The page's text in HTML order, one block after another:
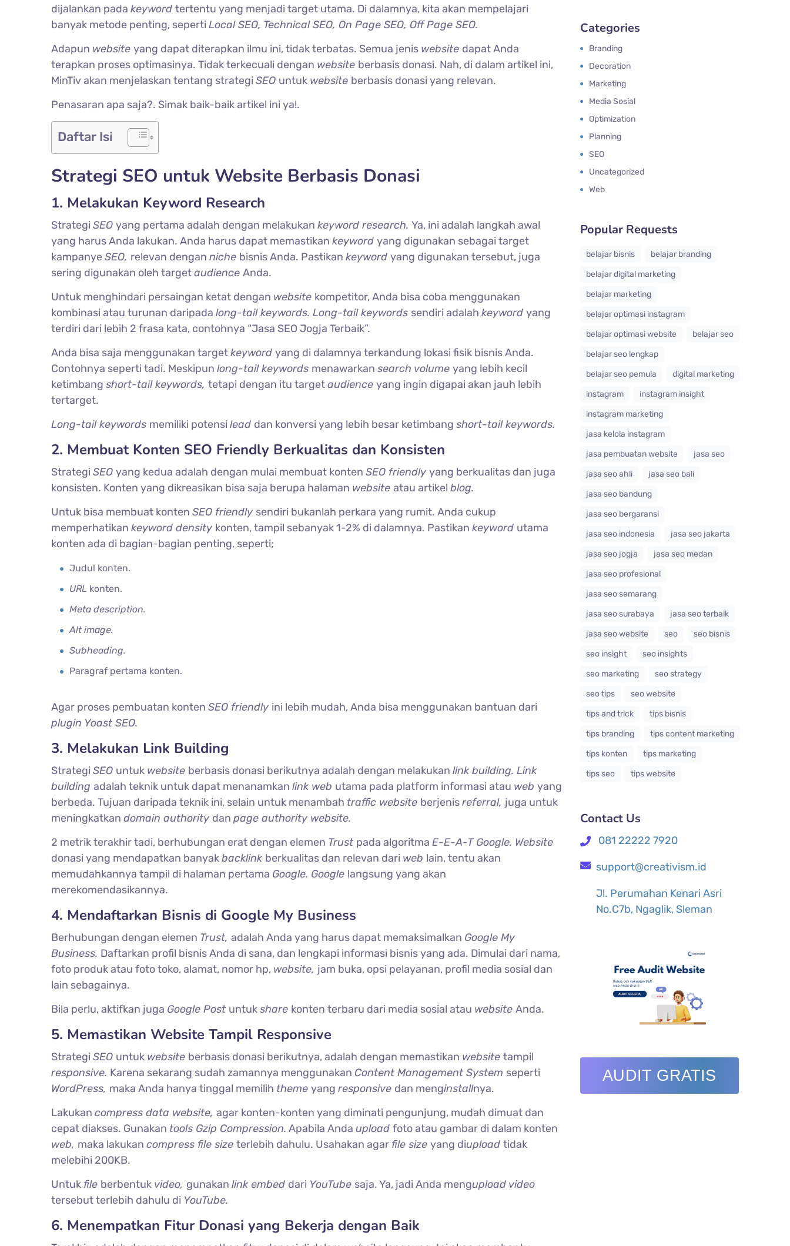
dijalankan pada keyword tertentu yang menjadi target utama. Di dalamnya, kita akan mempelajari
banyak metode penting, seperti Local SEO, Technical SEO, On Page SEO, Off Page SEO.
Adapun website yang dapat diterapkan ilmu ini, tidak terbatas. Semua jenis website dapat Anda
terapkan proses optimasinya. Tidak terkecuali dengan website berbasis donasi. Nah, di dalam artikel ini,
MinTiv akan menjelaskan tentang strategi SEO untuk website berbasis donasi yang relevan.
Penasaran apa saja?. Simak baik-baik artikel ini ya!.
Daftar Isi
Strategi SEO untuk Website Berbasis Donasi
1. Melakukan Keyword Research
Strategi SEO yang pertama adalah dengan melakukan keyword research. Ya, ini adalah langkah awal
yang harus Anda lakukan. Anda harus dapat memastikan keyword yang digunakan sebagai target
kampanyeSEO, relevan dengan niche bisnis Anda. Pastikan keyword yang digunakan tersebut, juga
sering digunakan oleh targetaudience Anda.
Untuk menghindari persaingan ketat dengan website kompetitor, Anda bisa coba menggunakan
kombinasi atau turunan daripada long-tail keywords. Long-tail keywords sendiri adalah keyword yang
terdiri dari lebih 2 frasa kata, contohnya “Jasa SEO Jogja Terbaik”.
Anda bisa saja menggunakan targetkeyword yang di dalamnya terkandung lokasi fisik bisnis Anda.
Contohnya seperti tadi. Meskipun long-tail keywords menawarkan search volume yang lebih kecil
ketimbang short-tail keywords, tetapi dengan itu targetaudience yang ingin digapai akan jauh lebih
tertarget.
Long-tail keywords memiliki potensi lead dan konversi yang lebih besar ketimbang short-tail keywords.
2. Membuat Konten SEO Friendly Berkualitas dan Konsisten
Strategi SEO yang kedua adalah dengan mulai membuat konten SEO friendly yang berkualitas dan juga
konsisten. Konten yang dikreasikan bisa saja berupa halaman website atau artikel blog.
Untuk bisa membuat konten SEO friendly sendiri bukanlah perkara yang rumit. Anda cukup
memperhatikan keyword density konten, tampil sebanyak 1-2% di dalamnya. Pastikan keyword utama
konten ada di bagian-bagian penting, seperti;
Judul konten.
URL konten.
Meta description.
Alt image.
Subheading.
Paragraf pertama konten.
Agar proses pembuatan konten SEO friendly ini lebih mudah, Anda bisa menggunakan bantuan dari
plugin Yoast SEO.
3. Melakukan Link Building
Strategi SEO untuk website berbasis donasi berikutnya adalah dengan melakukan link building. Link
building adalah teknik untuk dapat menanamkan link web utama pada platform informasi atau web yang
berbeda. Tujuan daripada teknik ini, selain untuk menambah traffic website berjenisreferral, juga untuk
meningkatkan domain authority dan page authority website.
2 metrik terakhir tadi, berhubungan erat dengan elemen Trust pada algoritma E-E-A-T Google. Website
donasi yang mendapatkan banyakbacklink berkualitas dan relevan dari web lain, tentu akan
memudahkannya tampil di halaman pertama Google. Google langsung yang akan
merekomendasikannya.
4. Mendaftarkan Bisnis di Google My Business
Berhubungan dengan elemen Trust, adalah Anda yang harus dapat memaksimalkan Google My
Business. Daftarkan profil bisnis Anda di sana, dan lengkapi informasi bisnis yang ada. Dimulai dari nama,
foto produk atau foto toko, alamat, nomor hp, website, jam buka, opsi pelayanan, profil media sosial dan
lain sebagainya.
Bila perlu, aktifkan juga Google Post untukshare konten terbaru dari media sosial atau website Anda.
5. Memastikan Website Tampil Responsive
Strategi SEO untuk website berbasis donasi berikutnya, adalah dengan memastikan website tampil
responsive. Karena sekarang sudah zamannya menggunakan Content Management System seperti
WordPress, maka Anda hanya tinggal memilih theme yang responsive dan menginstallnya.
Lakukan compress data website, agar konten-konten yang diminati pengunjung, mudah dimuat dan
cepat diakses. Gunakan tools Gzip Compression. Apabila Anda upload foto atau gambar di dalam konten
web, maka lakukan compress file size terlebih dahulu. Usahakan agar file size yang diupload tidak
melebihi 200KB.
Untuk file berbentuk video, gunakan link embed dari YouTube saja. Ya, jadi Anda mengupload video
tersebut terlebih dahulu di YouTube.
6. Menempatkan Fitur Donasi yang Bekerja dengan Baik
Categories
Branding
Decoration
Marketing
Media Sosial
Optimization
Planning
SEO
Uncategorized
Web
Popular Requests
belajar bisnis
belajar branding
belajar digital marketing
belajar marketing
belajar optimasi instagram
belajar optimasi website
belajar seo
belajar seo lengkap
belajar seo pemula
digital marketing
instagram
instagram insight
instagram marketing
jasa kelola instagram
jasa pembuatan website
jasa seo
jasa seo ahli
jasa seo bali
jasa seo bandung
jasa seo bergaransi
jasa seo indonesia
jasa seo jakarta
jasa seo jogja
jasa seo medan
jasa seo profesional
jasa seo semarang
jasa seo surabaya
jasa seo terbaik
jasa seo website
seo
seo bisnis
seo insight
seo insights
seo marketing
seo strategy
seo tips
seo website
tips and trick
tips bisnis
tips branding
tips content marketing
tips konten
tips marketing
tips seo
tips website
Contact Us
081 22222 7920
support@creativism.id
Jl. Perumahan Kenari Asri
No.C7b, Ngaglik, Sleman
AUDIT GRATIS